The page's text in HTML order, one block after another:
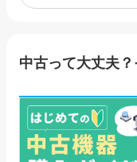
中古って大丈夫